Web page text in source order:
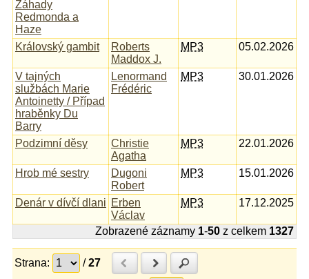
Záhady
Redmonda a
Haze
Královský gambit
Roberts
Maddox J.
MP3 05.02.2026
V tajných
službách Marie
Antoinetty / Případ
hraběnky Du
Barry
Lenormand
Frédéric
MP3 30.01.2026
Podzimní děsy
Christie
Agatha
MP3 22.01.2026
Hrob mé sestry
Dugoni
Robert
MP3 15.01.2026
Denár v dívčí dlani Erben
Václav
MP3 17.12.2025
Zobrazené záznamy 1-50 z celkem 1327
Strana: /27 Předchozí
Další